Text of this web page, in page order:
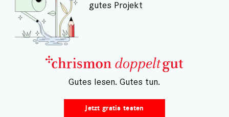
Gesellschaft, die eine Religion nämlich die christliche
z.B. durch die Kirchensteuer privilegiert und sie wollen
ja wohl nicht behaupten, dass das gleichzeitig
bedeutet andere Religionen zu diskriminieren.
, UM KOMMENTARE VERFASSEN ZU
gutes Projekt
– Gutes lesen. Gutes tun.
Jetzt gratis testen